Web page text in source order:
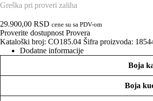
Greška pri proveri zaliha
29.900,00 RSD cene su sa PDV-om
Proverite dostupnost Provera
Kataloški broj: CO185.04 Šifra proizvoda:
Dodatne informacije
Boja
Boja